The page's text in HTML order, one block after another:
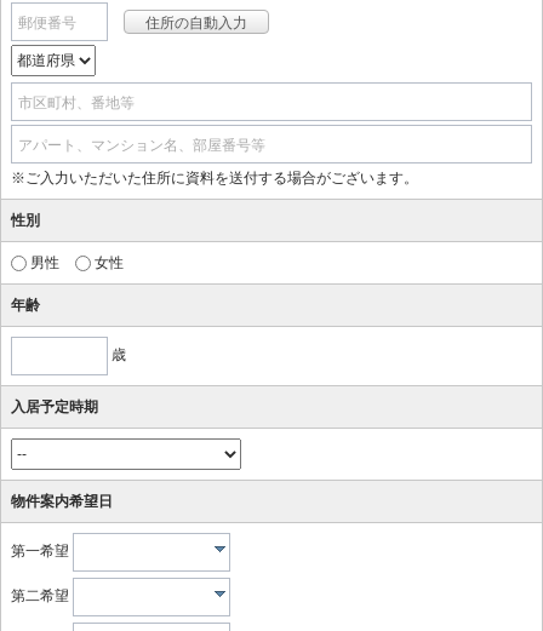
郵便番号
市区町村、番地等
アパート、マンション名、部屋番号等
※ご入力いただいた住所に資料を送付する場合がございます。
性別
男性 女性
年齢
歳
入居予定時期
物件案内希望日
第一希望
第二希望